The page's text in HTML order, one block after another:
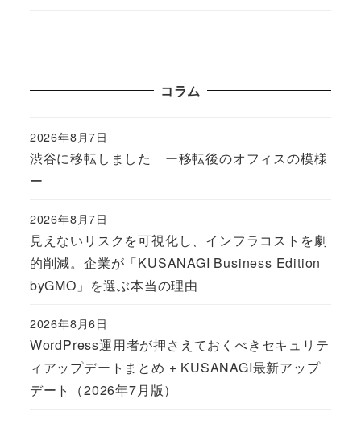
コラム
渋谷に移転しました ー移転後のオフィスの模様
ー
Published
2026年8月7日
見えないリスクを可視化し、インフラコストを劇
的削減。企業が「KUSANAGI Business Edition
byGMO」を選ぶ本当の理由
Published
2026年8月7日
WordPress運用者が押さえておくべきセキュリテ
ィアップデートまとめ + KUSANAGI最新アップ
デート（2026年7月版）
Published
2026年8月6日